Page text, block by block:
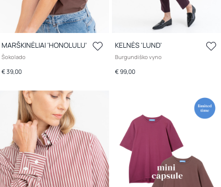
MARŠKINĖLIAI 'HONOLULU'
Šokolado
€ 39,00
KELNĖS 'LUND'
Burgundiško vyno
€ 99,00